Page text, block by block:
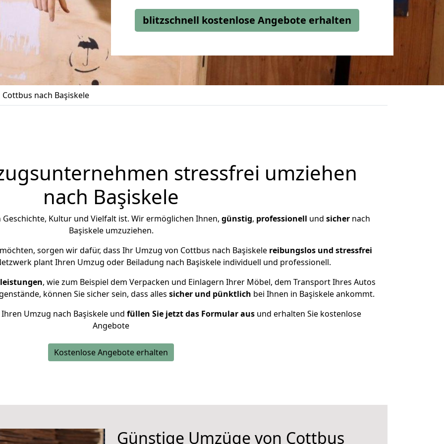
blitzschnell kostenlose Angebote erhalten
nach Başiskele
stressfrei umziehen
nach Başiskele
Geschichte, Kultur und Vielfalt ist. Wir ermöglichen Ihnen, günstig, professionell und sicher nach
Başiskele umzuziehen.
sorgen wir dafür, dass Ihr Umzug von Cottbus nach Başiskele reibungslos und stressfrei
plant Ihren Umzug oder Beiladung nach Başiskele individuell und professionell.
, wie zum Beispiel dem Verpacken und Einlagern Ihrer Möbel, dem Transport Ihres Autos
können Sie sicher sein, dass alles sicher und pünktlich bei Ihnen in Başiskele ankommt.
Umzug nach Başiskele und füllen Sie jetzt das Formular aus und erhalten Sie kostenlose
Angebote
Kostenlose Angebote erhalten
Günstige Umzüge von Cottbus